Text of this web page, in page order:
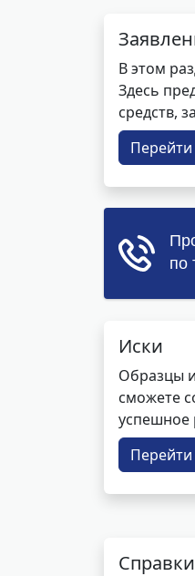
В этом
Здесь
средств,
Перейти
Иски
Образцы
сможете
успешное
Перейти
Справки